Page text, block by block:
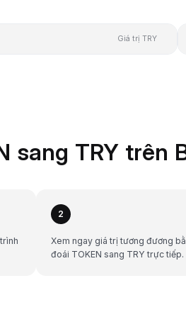
Giá trị TRY
sang TRY trên
2
Xem ngay giá trị tương đương
đoái TOKEN sang TRY trực tiếp.